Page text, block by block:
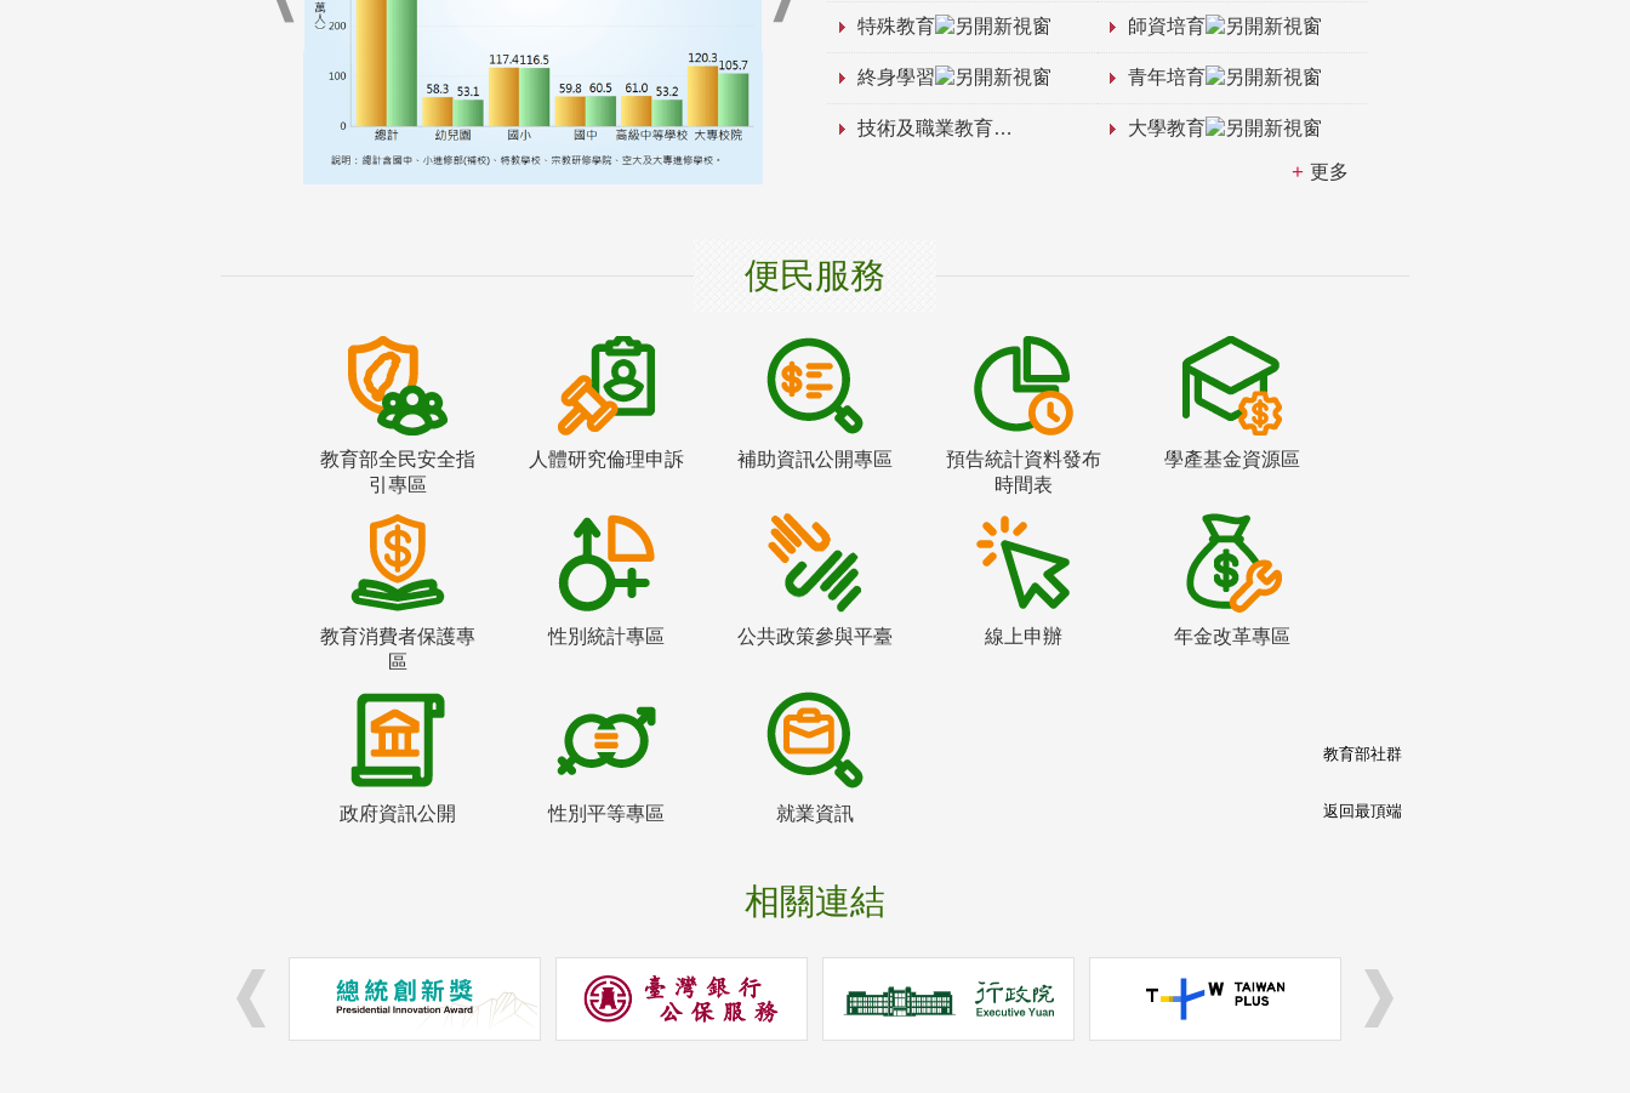
特殊教育 師資培育
終身學習 青年培育
技術及職業教育 大學教育
更多
便民服務
教育部全民安全指
引專區
人體研究倫理申訴 補助資訊公開專區
預告統計資料發布
時間表
學產基金資源區
教育消費者保護專
區
性別統計專區 公共政策參與平臺 線上申辦 年金改革專區
政府資訊公開 性別平等專區 就業資訊
相關連結
教育部社群
返回最頂端